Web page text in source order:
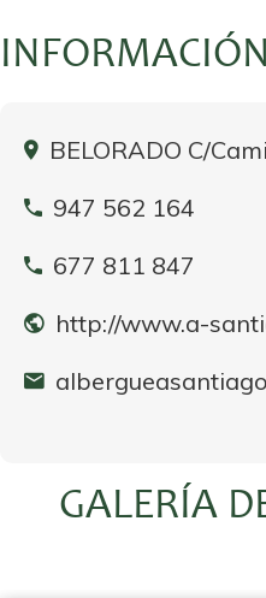
BELORADO C/
947 562 164
677 811 847
http://www.a-
GALERÍA